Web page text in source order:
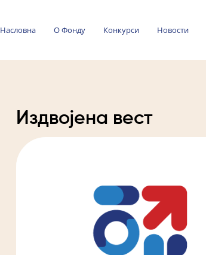
Насловна О Фонду Конкурси Новости
Издвојена вест